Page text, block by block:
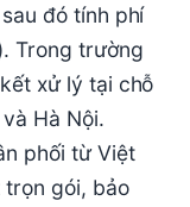
đó tính phí
Trong trường
xử lý tại chỗ
Hà Nội.
phối từ Việt
gói, bảo